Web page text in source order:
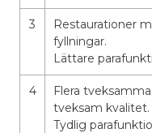
3
Restaurationer
fyllningar.
Lättare
4
Flera
tveksam kvalitet.
Tydlig